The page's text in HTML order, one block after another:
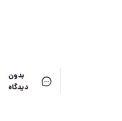
بدون
دیدگاه